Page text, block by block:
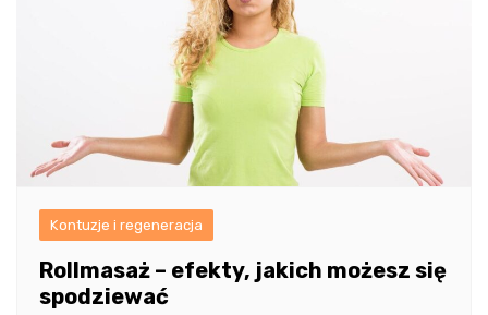
Kontuzje i regeneracja
Rollmasaż – efekty, jakich możesz się
spodziewać